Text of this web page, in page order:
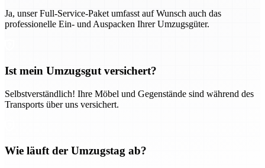
Ja, unser Full-Service-Paket umfasst auf Wunsch auch das
professionelle Ein- und Auspacken Ihrer Umzugsgüter.
Ist mein Umzugsgut versichert?
Selbstverständlich! Ihre Möbel und Gegenstände sind während des
Transports über uns versichert.
Wie läuft der Umzugstag ab?